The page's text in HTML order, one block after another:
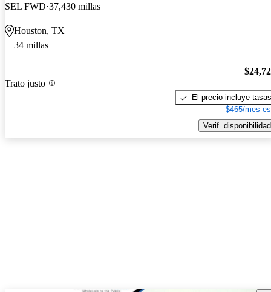
SEL FWD 37,430 millas
Houston, TX
34 millas
Trato justo
El precio incluye tasas
$465/mes
Verif. disponibilidad